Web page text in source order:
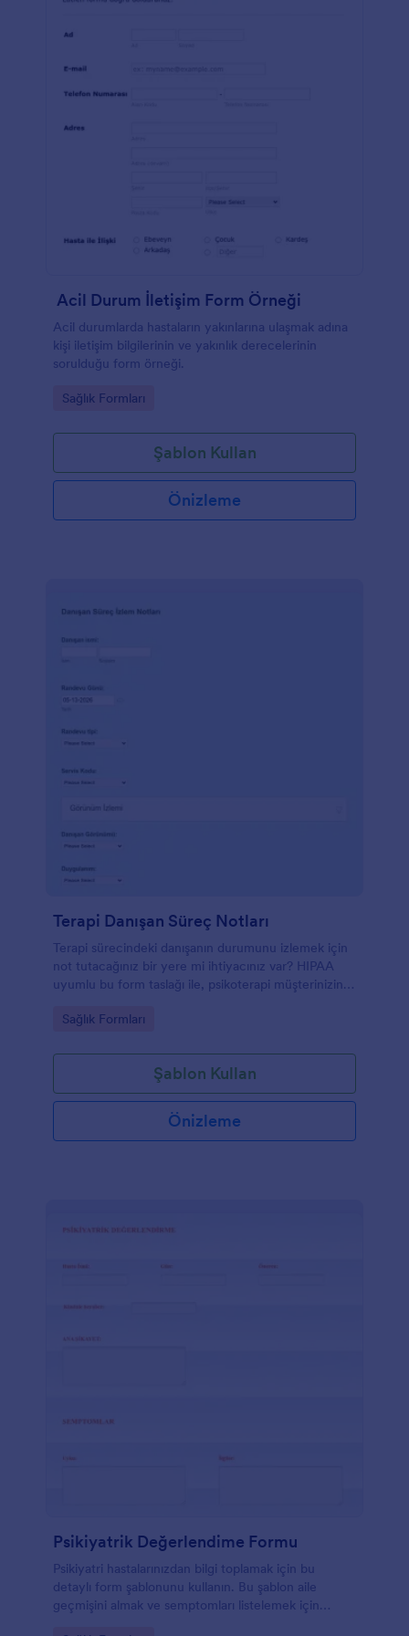
Acil Durum İletişim Form Örneği
Acil durumlarda hastaların yakınlarına ulaşmak adına
kişi iletişim bilgilerinin ve yakınlık derecelerinin
sorulduğu form örneği.
Go to Category:
Sağlık Formları
Şablon Kullan
Önizleme
Terapi Danışan Süreç Notları
Terapi sürecindeki danışanın durumunu izlemek için
not tutacağınız bir yere mi ihtiyacınız var? HIPAA
uyumlu bu form taslağı ile, psikoterapi müşterinizin
Go to Category:
Sağlık Formları
Şablon Kullan
Önizleme
Psikiyatrik Değerlendime Formu
Psikiyatri hastalarınızdan bilgi toplamak için bu
detaylı form şablonunu kullanın. Bu şablon aile
geçmişini almak ve semptomları listelemek için